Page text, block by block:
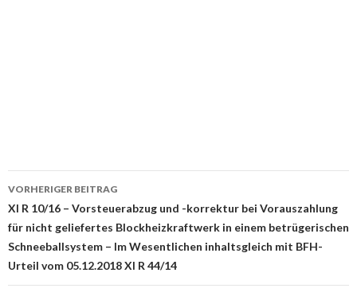
Beitrags-
Navigation
VORHERIGER BEITRAG
XI R 10/16 – Vorsteuerabzug und -korrektur bei Vorauszahlung
für nicht geliefertes Blockheizkraftwerk in einem betrügerischen
Schneeballsystem – Im Wesentlichen inhaltsgleich mit BFH-
Urteil vom 05.12.2018 XI R 44/14